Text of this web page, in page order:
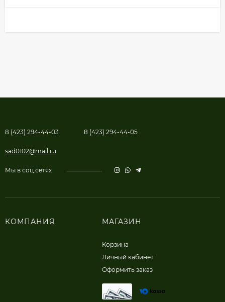
8 (423) 294-44-03 8 (423) 294-44-05
sad0102@mail.ru
Мы в соц.сетях
КОМПАНИЯ МАГАЗИН
Корзина
Личный кабинет
Оформить заказ